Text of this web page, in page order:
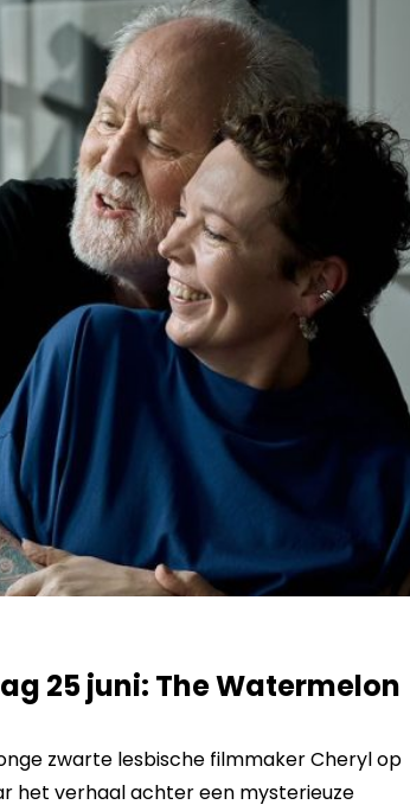
25 juni: The Watermelon
zwarte lesbische filmmaker Cheryl op
het verhaal achter een mysterieuze